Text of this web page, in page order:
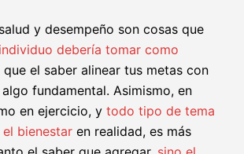
y desempeño son cosas que
debería tomar como
el saber alinear tus metas con
fundamental. Asimismo, en
en ejercicio, y todo tipo de tema
bienestar en realidad, es más